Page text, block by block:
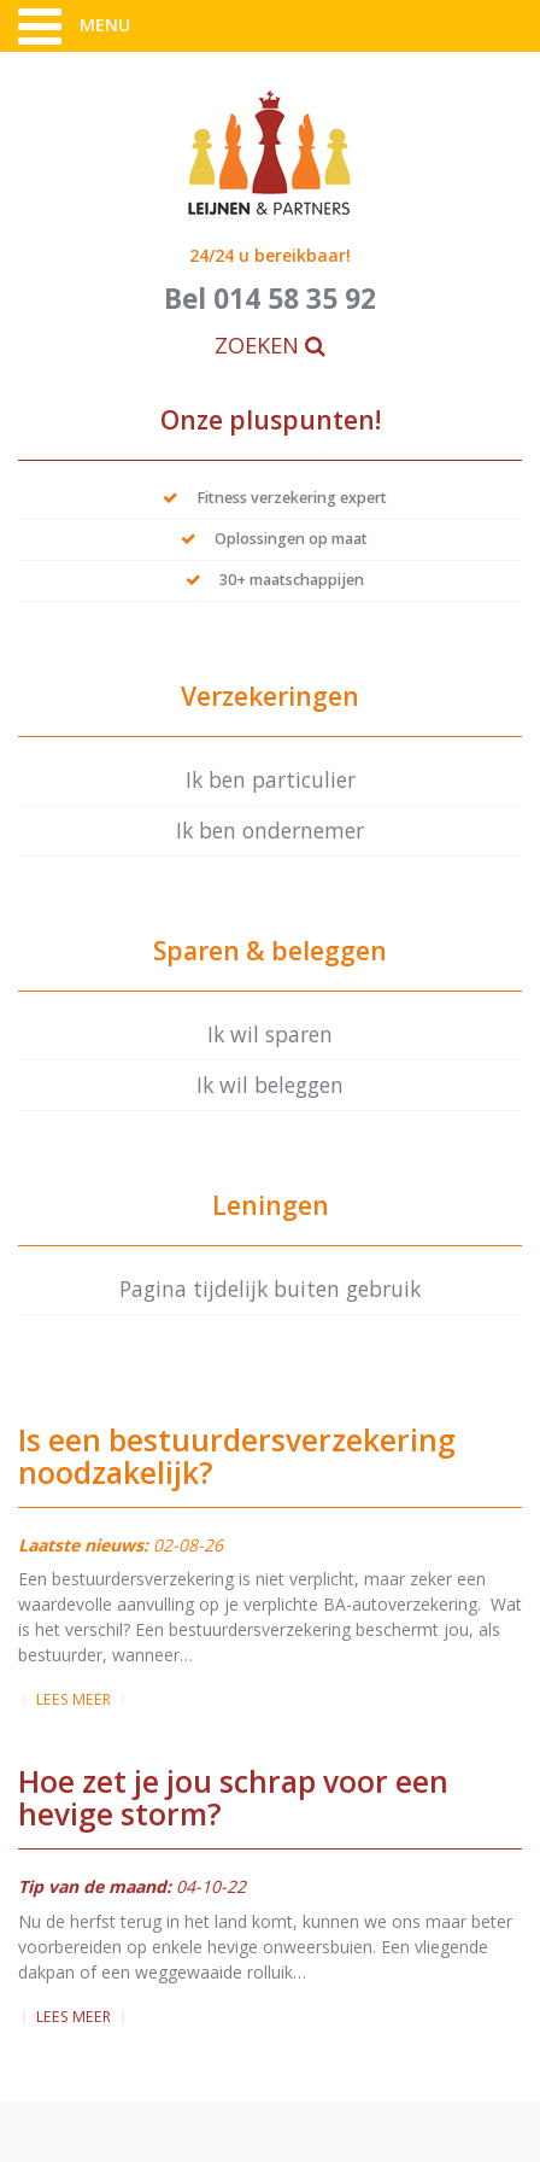
MENU
24/24 u bereikbaar!
Bel 014 58 35 92
ZOEKEN
Onze pluspunten!
Fitness verzekering expert
Oplossingen op maat
30+ maatschappijen
Verzekeringen
Ik ben particulier
Ik ben ondernemer
Sparen & beleggen
Ik wil sparen
Ik wil beleggen
Leningen
Pagina tijdelijk buiten gebruik
Is een bestuurdersverzekering
noodzakelijk?
Laatste nieuws: 02-08-26
Een bestuurdersverzekering is niet verplicht, maar zeker een
waardevolle aanvulling op je verplichte BA-autoverzekering. Wat
is het verschil? Een bestuurdersverzekering beschermt jou, als
bestuurder, wanneer…
LEES MEER
Hoe zet je jou schrap voor een
hevige storm?
Tip van de maand: 04-10-22
Nu de herfst terug in het land komt, kunnen we ons maar beter
voorbereiden op enkele hevige onweersbuien. Een vliegende
dakpan of een weggewaaide rolluik…
LEES MEER